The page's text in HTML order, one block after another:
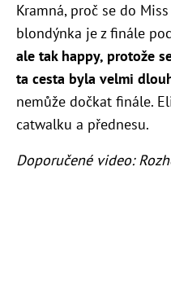
Kramná, proč se do
blondýnka je z finále
ale tak happy, protože
ta cesta byla velmi
nemůže dočkat finále.
catwalku a přednesu.
Doporučené video: